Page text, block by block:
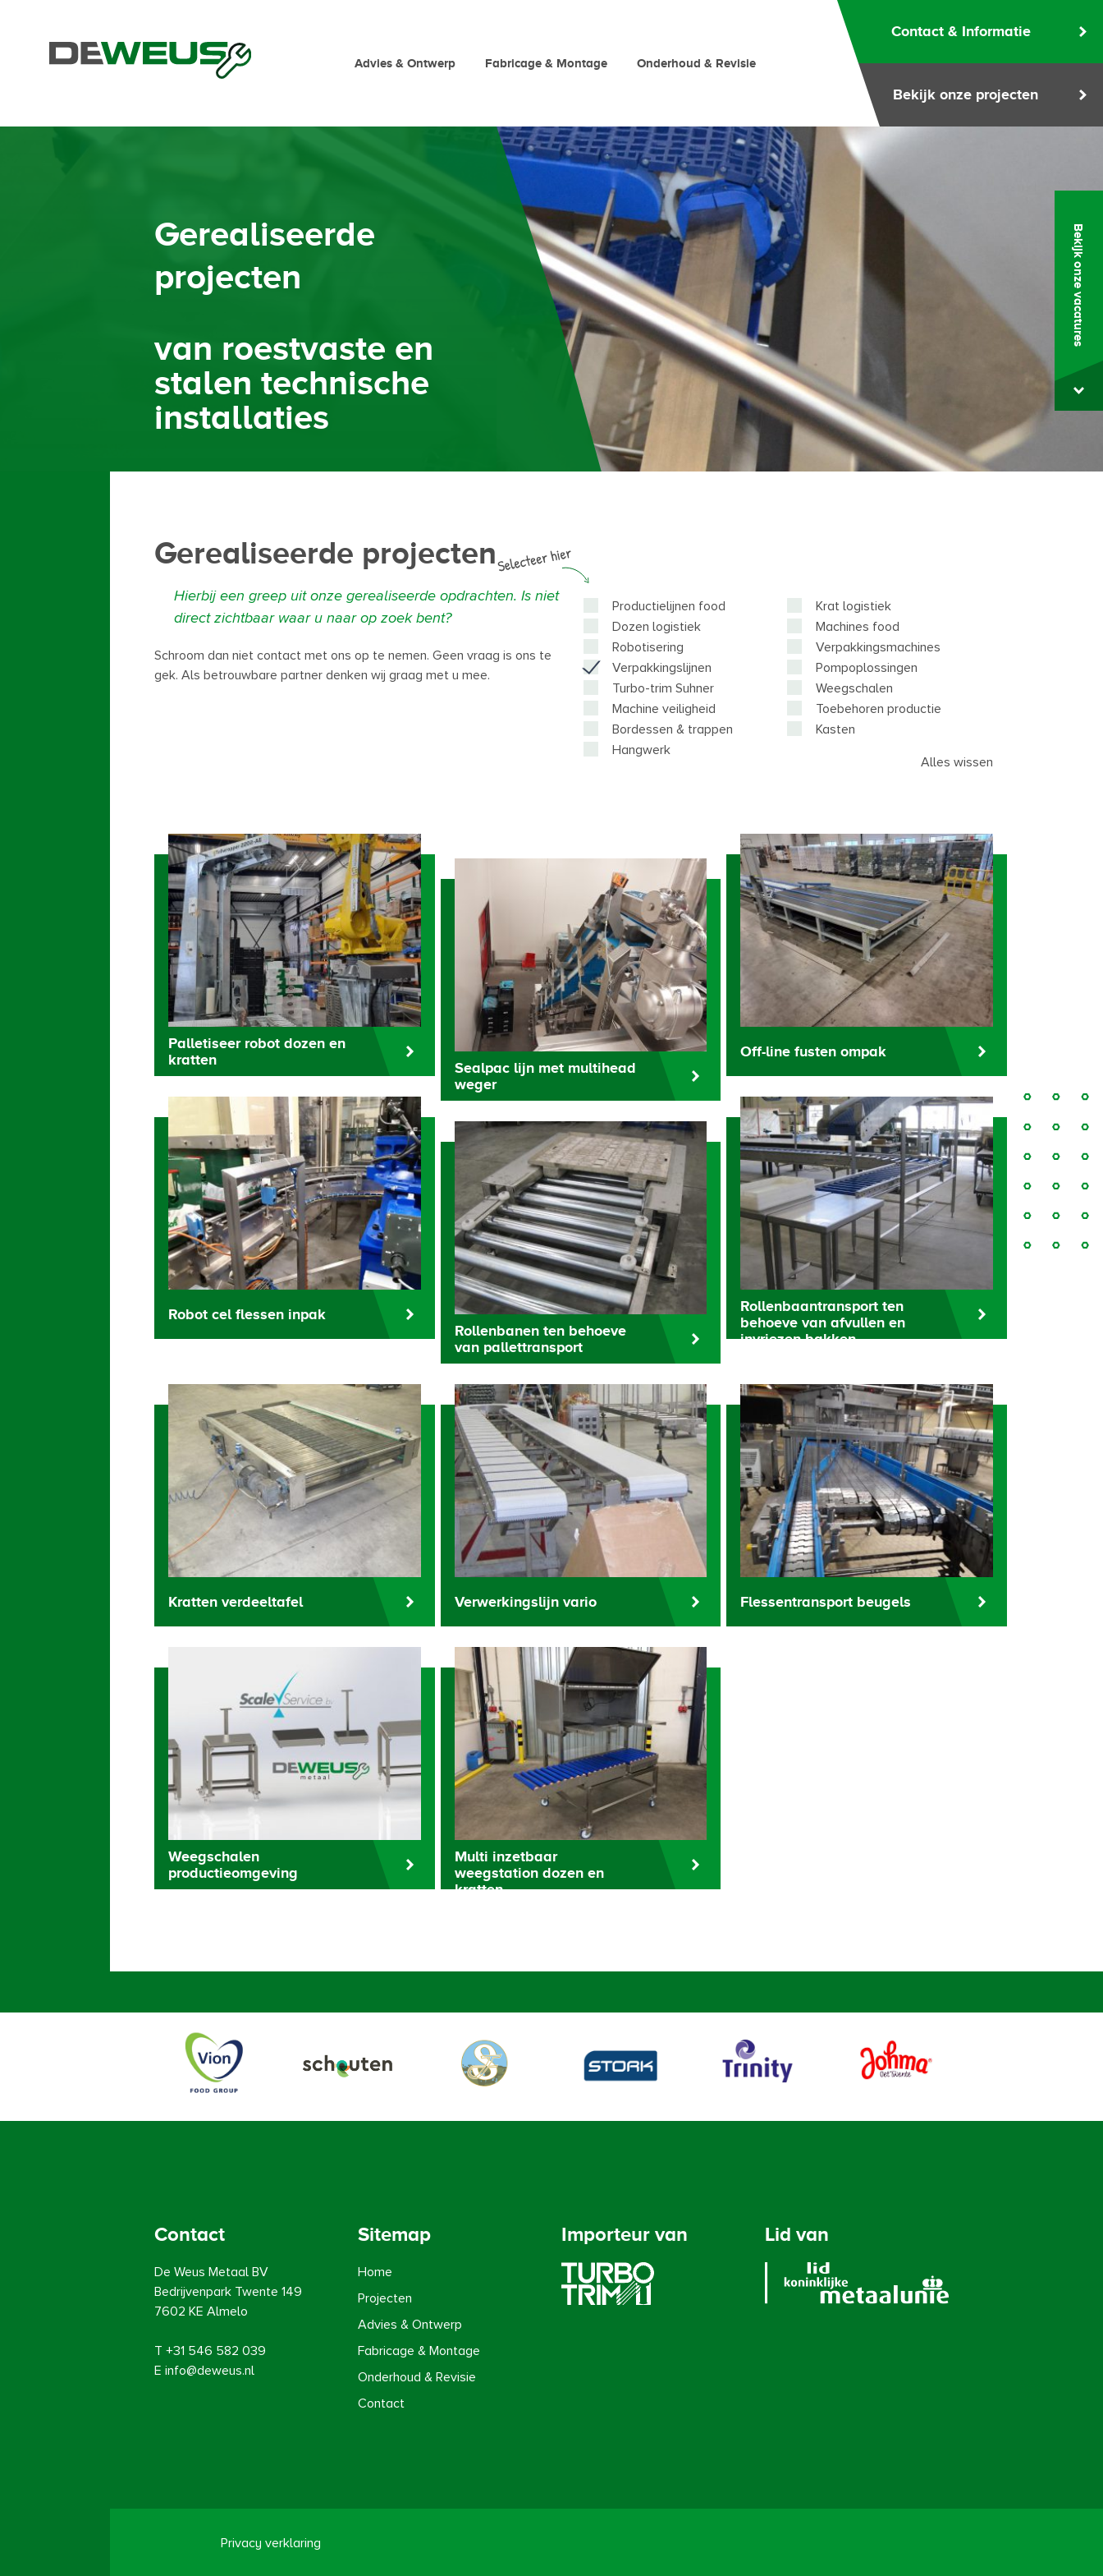
Bekijk onze vacatures
Advies & Ontwerp Fabricage & Montage Onderhoud & Revisie
Contact & Informatie
Bekijk onze projecten
Gerealiseerde
projecten
van roestvaste en
stalen technische
installaties
Gerealiseerde projecten
Hierbij een greep uit onze gerealiseerde opdrachten. Is niet
direct zichtbaar waar u naar op zoek bent?
Schroom dan niet contact met ons op te nemen. Geen vraag is ons te
gek. Als betrouwbare partner denken wij graag met u mee.
Productielijnen food
Krat logistiek
Dozen logistiek
Machines food
Robotisering
Verpakkingsmachines
Verpakkingslijnen
Pompoplossingen
Turbo-trim Suhner
Weegschalen
Machine veiligheid
Toebehoren productie
Bordessen & trappen
Kasten
Hangwerk
Alles wissen
Palletiseer robot dozen en
kratten
Sealpac lijn met multihead
weger
Off-line fusten ompak
Robot cel flessen inpak
Rollenbanen ten behoeve
van pallettransport
Rollenbaantransport ten
behoeve van afvullen en
invriezen bakken
Kratten verdeeltafel Verwerkingslijn vario Flessentransport beugels
Weegschalen
productieomgeving
Multi inzetbaar
weegstation dozen en
kratten
Contact
De Weus Metaal BV
Bedrijvenpark Twente 149
7602 KE Almelo
T+31 546 582 039
Einfo@deweus.nl
Sitemap
Home
Projecten
Advies & Ontwerp
Fabricage & Montage
Onderhoud & Revisie
Contact
Importeur van Lid van
Privacy verklaring